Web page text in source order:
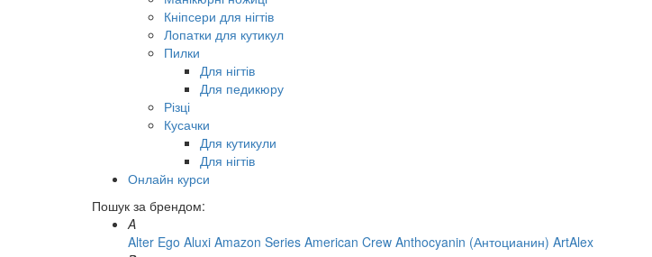
Кніпсери для нігтів
Лопатки для кутикул
Пилки
Для нігтів
Для педикюру
Різці
Кусачки
Для кутикули
Для нігтів
Онлайн курси
Пошук за брендом:
A
Alter Ego Aluxi Amazon Series American Crew Anthocyanin (Антоцианин) ArtAlex